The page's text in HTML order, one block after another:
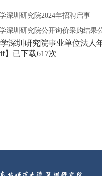
深圳研究院2024年招聘启事
深圳研究院公开询价采购结果
深圳研究院事业单位法人
】已下载617次